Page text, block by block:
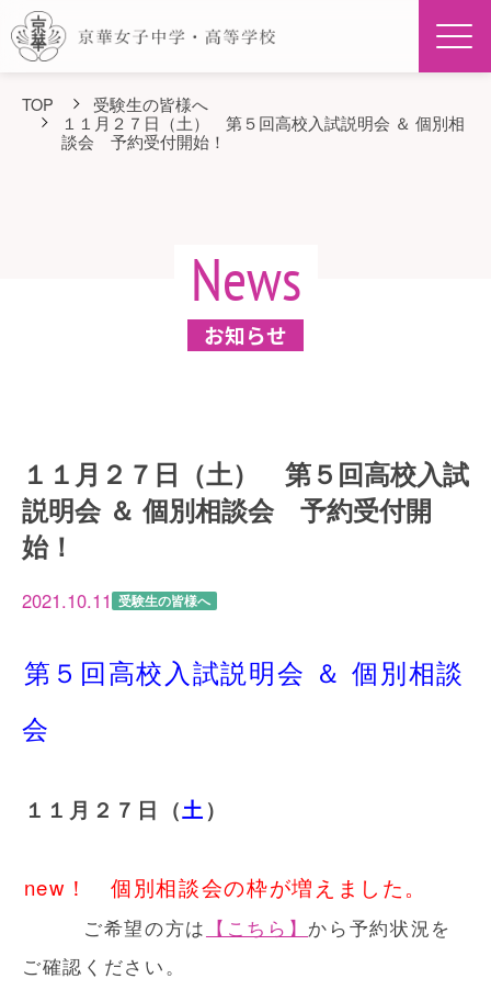
TOP
受験生の皆様へ
１１月２７日（土） 第５回高校入試説明会 ＆ 個別相
談会 予約受付開始！
News
お知らせ
１１月２７日（土） 第５回高校入試
説明会 ＆ 個別相談会 予約受付開
始！
2021.10.11 受験生の皆様へ
第５回高校入試説明会 ＆ 個別相談
会
１１月２７日（土）
new！ 個別相談会の枠が増えました。
ご希望の方は 【こちら】 から予約状況を
ご確認ください。